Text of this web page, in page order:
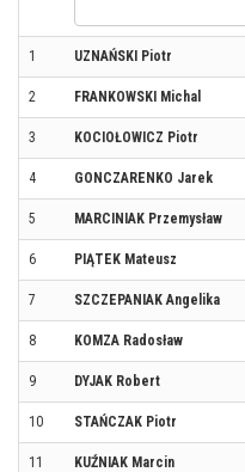
1 UZNAŃSKI Piotr
2 FRANKOWSKI Michal
3 KOCIOŁOWICZ Piotr
4 GONCZARENKO Jarek
5 MARCINIAK Przemysław
6 PIĄTEK Mateusz
7 SZCZEPANIAK Angelika
8 KOMZA Radosław
9 DYJAK Robert
10 STAŃCZAK Piotr
11 KUŹNIAK Marcin